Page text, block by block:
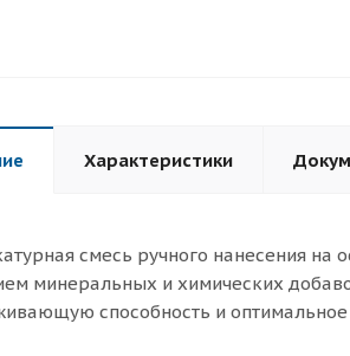
Характеристики
смесь ручного нанесения на
минеральных и химических
способность и